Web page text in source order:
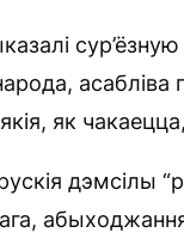
як
дэмсілы